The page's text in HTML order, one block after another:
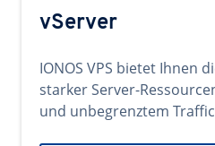
vServer
IONOS VPS bietet Ihnen
starker Server-
und unbegrenztem